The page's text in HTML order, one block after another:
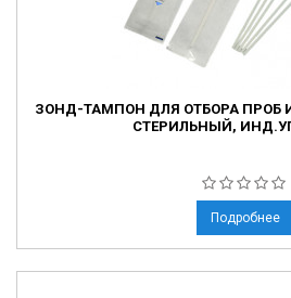
ЗОНД-ТАМПОН ДЛЯ ОТБОРА ПРОБ
СТЕРИЛЬНЫЙ,
Подробнее